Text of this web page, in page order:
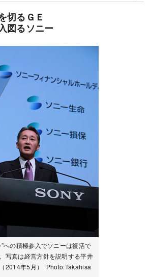
切るＧＥ
図るソニー
”への積極参入でソニーは復活で
写真は経営方針を説明する平井
2014年5月） Photo:Takahisa